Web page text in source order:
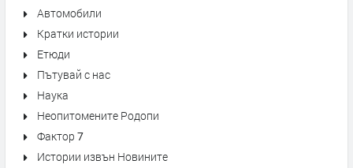
Автомобили
Кратки истории
Етюди
Пътувай с нас
Наука
Неопитомените Родопи
Фактор 7
Истории извън Новините